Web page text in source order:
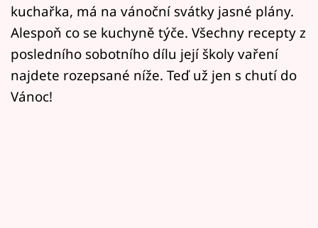
Mámy sobě
Přihlášení
Sledujte nás
kuchařka, má na vánoční svátky jasné plány.
Alespoň co se kuchyně týče. Všechny recepty z
posledního sobotního dílu její školy vaření
najdete rozepsané níže. Teď už jen s chutí do
Vánoc!